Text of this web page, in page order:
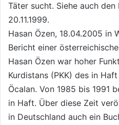
Täter sucht. Siehe auch
20.11.1999.
Hasan Özen, 18.04.2005 in
Bericht einer
Hasan Özen war hoher
Kurdistans (PKK) des in
Öcalan. Von 1985 bis 1991
in Haft. Über diese Zeit
in Deutschland auch ein